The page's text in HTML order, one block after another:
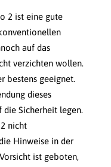
2 ist eine gute
auf das
verzichten wollen.
bestens geeignet.
dieses
die Sicherheit legen.
nicht
Hinweise in der
ist geboten,